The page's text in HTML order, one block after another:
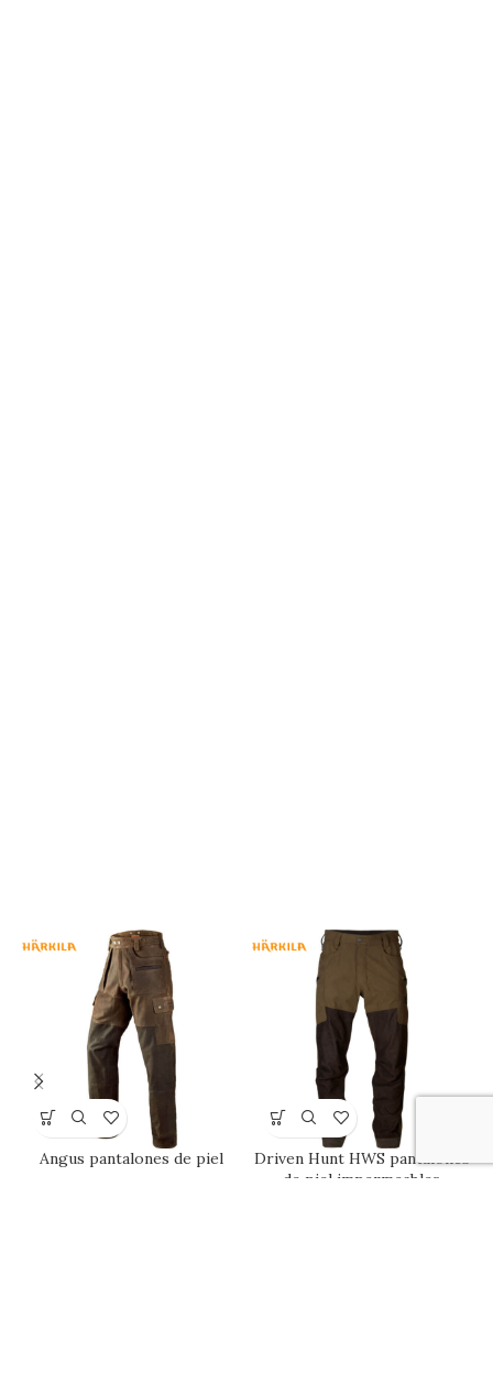
Angus pantalones de piel
Driven Hunt HWS pantalones
de piel impermeables